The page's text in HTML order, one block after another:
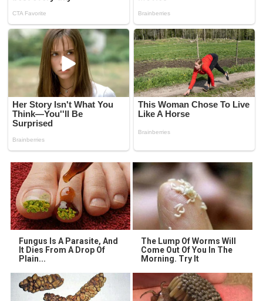
Fungus Is A Parasite, And
It Dies From A Drop Of
Plain...
The Lump Of Worms Will
Come Out Of You In The
Morning. Try It